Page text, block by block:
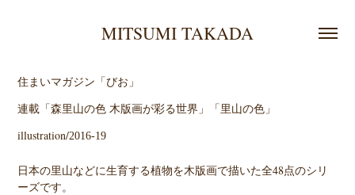
MITSUMI TAKADA
住まいマガジン「びお」
連載「森里山の色 木版画が彩る世界」「里山の色」
illustration/2016-19
日本の里山などに生育する植物を木版画で描いた全48点のシリ
ーズです。